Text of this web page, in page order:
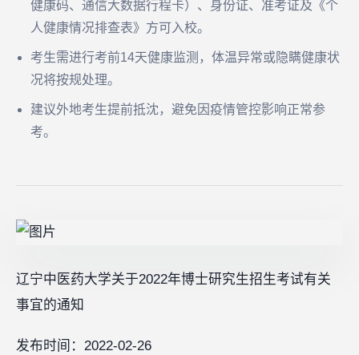
健康码、通信大数据行程卡）、身份证、准考证及《个
人健康情况排查表》方可入校。
考生需进行考前14天健康监测，体温异常或隐瞒健康状
况将按规处理。
建议外地考生提前抵沈，避免因疫情管控影响正常参
考。
辽宁中医药大学关于2022年博士研究生招生考试有关
事宜的通知
发布时间：2022-02-26